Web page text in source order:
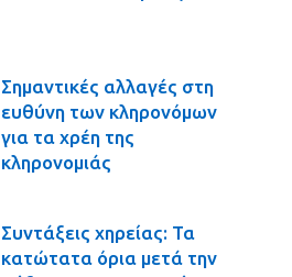
Σημαντικές αλλαγές στη
ευθύνη των κληρονόμων
για τα χρέη της
κληρονομιάς
Συντάξεις χηρείας: Τα
κατώτατα όρια μετά την